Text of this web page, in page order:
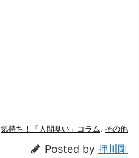
気持ち！「人間臭い」コラム, その他
Posted by 押川剛